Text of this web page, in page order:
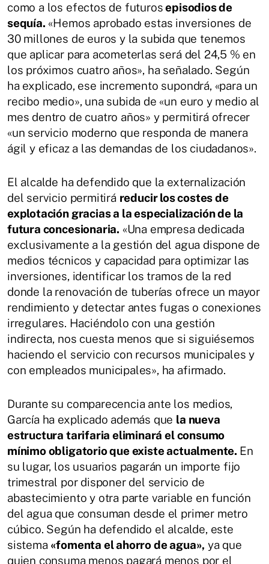
como a los efectos de futurosepisodios de
sequía. «Hemos aprobado estas inversiones de
30 millones de euros y la subida que tenemos
que aplicar para acometerlas será del 24,5 % en
los próximos cuatro años», ha señalado. Según
ha explicado, ese incremento supondrá, «para un
recibo medio», una subida de «un euro y medio al
mes dentro de cuatro años» y permitirá ofrecer
«un servicio moderno que responda de manera
ágil y eficaz a las demandas de los ciudadanos».
El alcalde ha defendido que la externalización
del servicio permitirá reducir los costes de
explotación gracias a la especialización de la
futura concesionaria. «Una empresa dedicada
exclusivamente a la gestión del agua dispone de
medios técnicos y capacidad para optimizar las
inversiones, identificar los tramos de la red
donde la renovación de tuberías ofrece un mayor
rendimiento y detectar antes fugas o conexiones
irregulares. Haciéndolo con una gestión
indirecta, nos cuesta menos que si siguiésemos
haciendo el servicio con recursos municipales y
con empleados municipales», ha afirmado.
Durante su comparecencia ante los medios,
García ha explicado además que la nueva
estructura tarifaria eliminará el consumo
mínimo obligatorio que existe actualmente. En
su lugar, los usuarios pagarán un importe fijo
trimestral por disponer del servicio de
abastecimiento y otra parte variable en función
del agua que consuman desde el primer metro
cúbico. Según ha defendido el alcalde, este
sistema «fomenta el ahorro de agua», ya que
quien consuma menos pagará menos por el